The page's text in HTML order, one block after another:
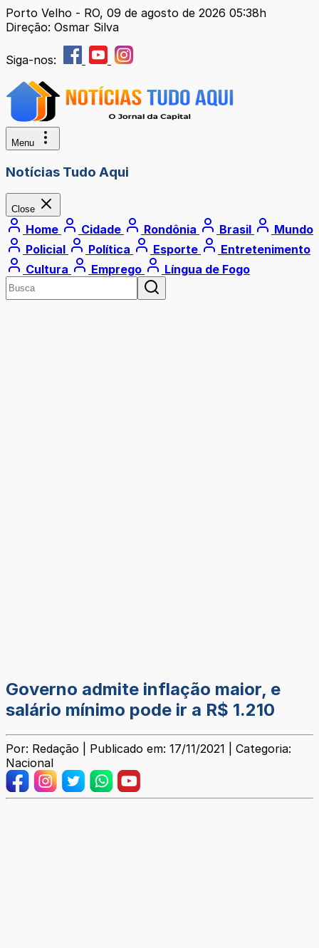
Porto Velho - RO, 09 de agosto de 2026 05:38h
Direção: Osmar Silva
Siga-nos:
Menu
Notícias Tudo Aqui
Close
Home Cidade Rondônia Brasil
Mundo
Policial
Política Esporte
Entretenimento
Cultura
Emprego Língua de Fogo
Governo admite inflação maior, e
salário mínimo pode ir a R$ 1.210
Por: Redação | Publicado em: 17/11/2021 | Categoria:
Nacional